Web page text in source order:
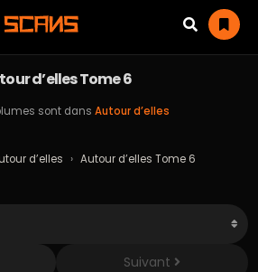
d’elles Tome 6
sont dans Autour d’elles
d’elles › Autour d’elles Tome 6
Suivant